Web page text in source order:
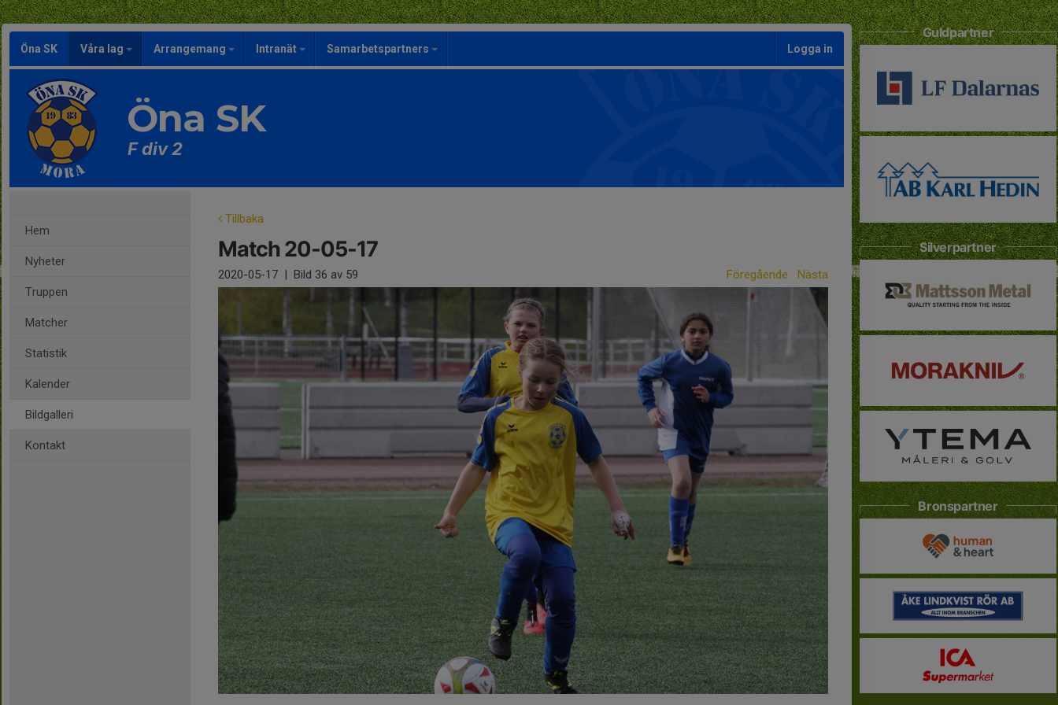
Öna SK Våra lag Arrangemang Intranät Samarbetspartners Logga in
Öna SK
F div 2
Hem
Nyheter
Truppen
Matcher
Statistik
Kalender
Bildgalleri
Kontakt
Tillbaka
Match 20-05-17
2020-05-17 | Bild 36 av 59 Föregående Nästa
Guldpartner
Silverpartner
Bronspartner